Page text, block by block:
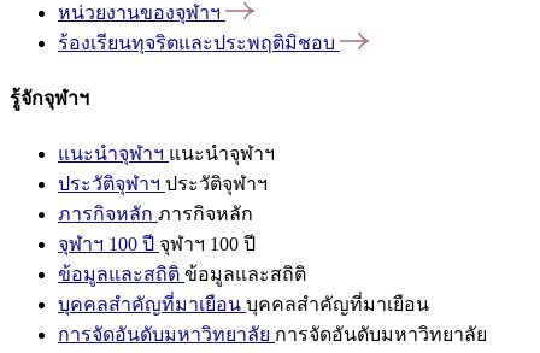
หน่วยงานของจุฬาฯ
ร้องเรียนทุจริตและประพฤติมิชอบ
รู้จักจุฬาฯ
แนะนำจุฬาฯ แนะนำจุฬาฯ
ประวัติจุฬาฯ ประวัติจุฬาฯ
ภารกิจหลัก ภารกิจหลัก
จุฬาฯ 100 ปี จุฬาฯ 100 ปี
ข้อมูลและสถิติ ข้อมูลและสถิติ
บุคคลสำคัญที่มาเยือน บุคคลสำคัญที่มาเยือน
การจัดอันดับมหาวิทยาลัย การจัดอันดับมหาวิทยาลัย